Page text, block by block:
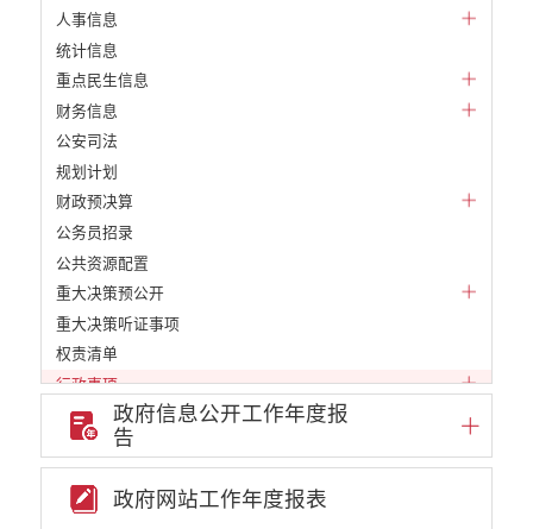
人事信息
统计信息
重点民生信息
财务信息
公安司法
规划计划
财政预决算
公务员招录
公共资源配置
重大决策预公开
重大决策听证事项
权责清单
行政事项
行政许可及其它管理事项
行政处罚和强制
部门信息公开基本目录
重大项目
政府信息公开工作年度报
告
政府网站工作年度报表